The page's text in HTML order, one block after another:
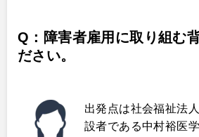
Q：障害者雇用に取り組む
ださい。
出発点は社会福祉法
設者である中村裕医